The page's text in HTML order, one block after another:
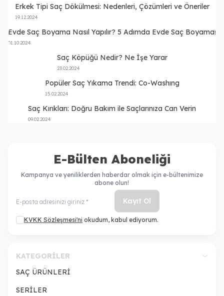
Erkek Tipi Saç Dökülmesi: Nedenleri, Çözümleri ve Öneriler
19.12.2024
Evde Saç Boyama Nasıl Yapılır? 5 Adımda Evde Saç Boyama!
01.10.2024
Saç Köpüğü Nedir? Ne İşe Yarar
23.02.2024
Popüler Saç Yıkama Trendi: Co-Washıng
15.02.2024
Saç Kırıkları: Doğru Bakım ile Saçlarınıza Can Verin
09.02.2024
E-Bülten Aboneliği
Kampanya ve yeniliklerden haberdar olmak için e-bültenimize
abone olun!
Kayıt Ol
KVKK Sözleşmesi'ni okudum, kabul ediyorum.
KATEGORILER
SAÇ ÜRÜNLERİ
SERİLER